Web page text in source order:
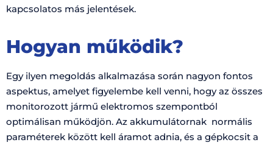
kapcsolatos más jelentések.
Hogyan működik?
Egy ilyen megoldás alkalmazása során nagyon fontos
aspektus, amelyet figyelembe kell venni, hogy az összes
monitorozott jármű elektromos szempontból
optimálisan működjön. Az akkumulátornak normális
paraméterek között kell áramot adnia, és a gépkocsit a